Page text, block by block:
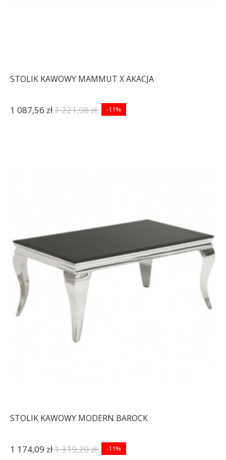
STOLIK KAWOWY MAMMUT X AKACJA
1 087,56 zł1 221,98 zł -11%
STOLIK KAWOWY MODERN BAROCK
1 174,09 zł1 319,20 zł -11%